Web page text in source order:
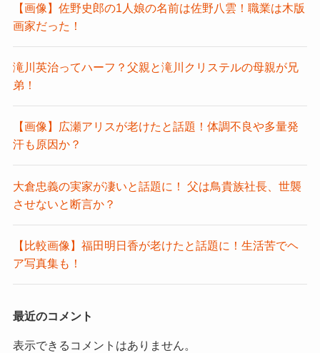
【画像】佐野史郎の1人娘の名前は佐野八雲！職業は木版
画家だった！
滝川英治ってハーフ？父親と滝川クリステルの母親が兄
弟！
【画像】広瀬アリスが老けたと話題！体調不良や多量発
汗も原因か？
大倉忠義の実家が凄いと話題に！ 父は鳥貴族社長、世襲
させないと断言か？
【比較画像】福田明日香が老けたと話題に！生活苦でヘ
ア写真集も！
最近のコメント
表示できるコメントはありません。